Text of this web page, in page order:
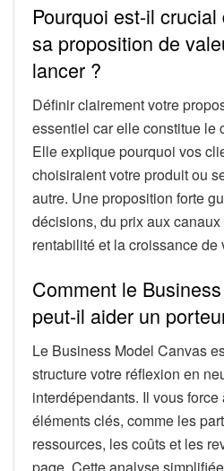
Pourquoi est-il
sa proposition de
lancer ?
Définir clairement votre
essentiel car elle constitue le
Elle explique pourquoi vos
choisiraient votre produit ou
autre. Une proposition forte
décisions, du prix aux
rentabilité et la croissance de
Comment le
peut-il aider un
Le Business Model Canvas
structure votre réflexion en
interdépendants. Il vous
éléments clés, comme les
ressources, les coûts et les